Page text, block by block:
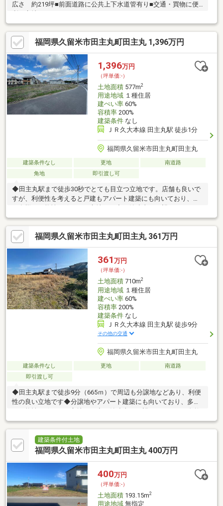
広さ 約219坪■前面道路に公共上下水道管有り■交通・買物に便
福岡県久留米市田主丸町田主丸 1,396万円
1,396万円
（坪単価:-）
土地面積577m2
用途地域１種住居
建ぺい率60%
容積率200%
建築条件なし
ＪＲ久大本線 田主丸駅 徒歩1分
福岡県久留米市田主丸町田主丸
建築条件なし 更地
南道路
角地
即引渡し可
◆田主丸駅まで徒歩30秒でとても目立つ立地です。店舗も良いで
すが、利便性を考えると戸建もアパート建築にも向いており、多
し、自然を沢山感じて心豊かに穏やかに暮らしてみませんか？◆
周辺徒歩圏内にはモンペット・クワ（町民に愛される食事処）、
カパテリア（カフェ＆バー）、シェサガラ（人気パン屋）、田主
丸中央病院、ミニストップ、公園など色々揃っており、お散歩も
福岡県久留米市田主丸町田主丸 361万円
361 万円
（坪単価:-）
土地面積710m2
用途地域１種住居
建ぺい率60%
容積率200%
建築条件なし
ＪＲ久大本線 田主丸駅 徒歩9分
その他の交通
福岡県久留米市田主丸町田主丸
建築条件なし 更地
南道路
即引渡し可
◆田主丸駅まで徒歩9分（665ｍ）で周辺も分譲地などあり、利便
性の良い立地です◆分譲地やアパート建築にも向いており、多様
な可能性を秘めえた立地です◆耳納連山が一望できますし、自然
を沢山感じて心豊かに穏やかに暮らせそうな立地です◆周辺徒歩
圏内にはモンペット・クワ（町民に愛される食事処）、カパテリ
ア（カフェ＆バー）、シェサガラ（人気パン屋）、田主丸中央病
院、ミニストップ、公園など色々揃っており、お散歩も楽しそう
トアモリ、ザ・ビッグ田主丸店、笹の湯（天然温泉）、鷹取の湯
（天然温泉）、巨峰ワイナリー、イタリアン料理店、南インド料
理店、カフェ、ケーキ
建築条件付土地
福岡県久留米市田主丸町田主丸 400万円
400万円
（坪単価:-）
土地面積193.15m2
用途地域無指定